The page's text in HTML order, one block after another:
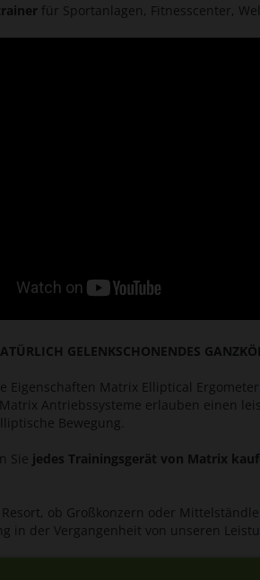
für Sportanlagen, Fitnesscenter,
GELENKSCHONENDES
Eigenschaften Matrix Elliptical
Antriebssysteme erlauben einen
Bewegung.
Sie jedes Trainingsgerät von Matrix
ob Großkonzern oder
in der Vergangenheit von unseren